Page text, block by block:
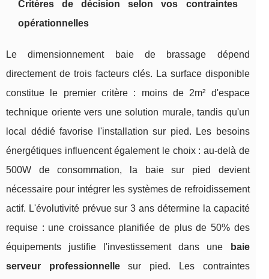
Critères de décision selon vos contraintes
opérationnelles
Le dimensionnement baie de brassage dépend
directement de trois facteurs clés. La surface disponible
constitue le premier critère : moins de 2m² d'espace
technique oriente vers une solution murale, tandis qu'un
local dédié favorise l'installation sur pied. Les besoins
énergétiques influencent également le choix : au-delà de
500W de consommation, la baie sur pied devient
nécessaire pour intégrer les systèmes de refroidissement
actif. L'évolutivité prévue sur 3 ans détermine la capacité
requise : une croissance planifiée de plus de 50% des
équipements justifie l'investissement dans une
baie
serveur professionnellesur pied. Les contraintes